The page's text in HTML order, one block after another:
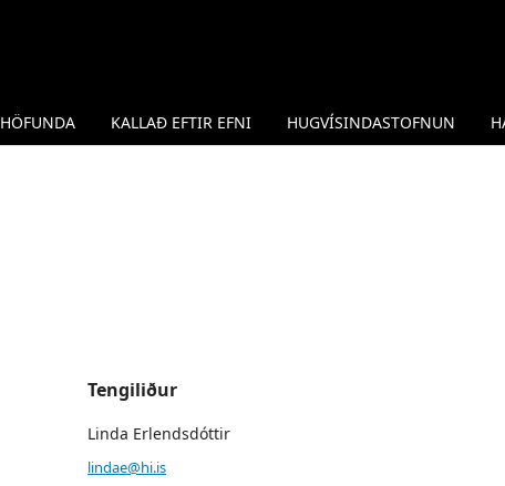
KALLAÐ EFTIR EFNI HUGVÍSINDASTOFNUN
Tengiliður
Linda Erlendsdóttir
lindae@hi.is